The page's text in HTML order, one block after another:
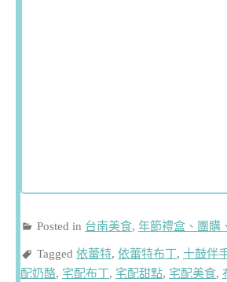
Posted in 台南美食, 年節禮盒、團購
Tagged 依蕾特, 依蕾特布丁, 十鼓伴
配奶酪, 宅配布丁, 宅配甜點, 宅配美食,